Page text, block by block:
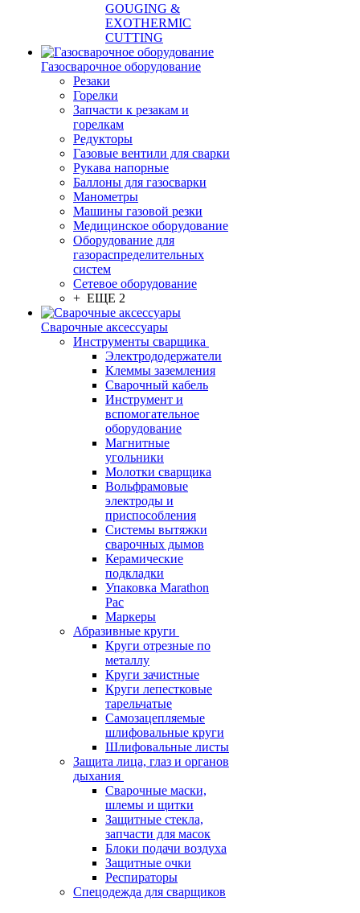
GOUGING &
EXOTHERMIC
CUTTING
Газосварочное оборудование
Резаки
Горелки
Запчасти к резакам и
горелкам
Редукторы
Газовые вентили для сварки
Рукава напорные
Баллоны для газосварки
Манометры
Машины газовой резки
Медицинское оборудование
Оборудование для
газораспределительных
систем
Сетевое оборудование
+ ЕЩЕ 2
Сварочные аксессуары
Инструменты сварщика
Электрододержатели
Клеммы заземления
Сварочный кабель
Инструмент и
вспомогательное
оборудование
Магнитные
угольники
Молотки сварщика
Вольфрамовые
электроды и
приспособления
Системы вытяжки
сварочных дымов
Керамические
подкладки
Упаковка Marathon
Pac
Маркеры
Абразивные круги
Круги отрезные по
металлу
Круги зачистные
Круги лепестковые
тарельчатые
Самозацепляемые
шлифовальные круги
Шлифовальные листы
Защита лица, глаз и органов
дыхания
Сварочные маски,
шлемы и щитки
Защитные стекла,
запчасти для масок
Блоки подачи воздуха
Защитные очки
Респираторы
Спецодежда для сварщиков